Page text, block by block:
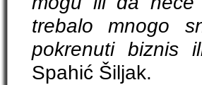
trebalo mnogo
pokrenuti biznis
Spahić Šiljak.